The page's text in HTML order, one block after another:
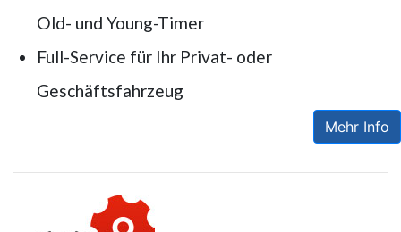
Old- und Young-Timer
Full-Service für Ihr Privat- oder
Geschäftsfahrzeug
Mehr Info